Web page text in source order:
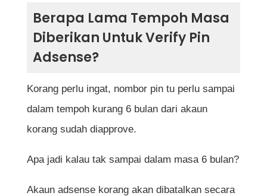
Berapa Lama Tempoh Masa
Diberikan Untuk Verify Pin
Adsense?
Korang perlu ingat, nombor pin tu perlu sampai
dalam tempoh kurang 6 bulan dari akaun
korang sudah diapprove.
Apa jadi kalau tak sampai dalam masa 6 bulan?
Akaun adsense korang akan dibatalkan secara